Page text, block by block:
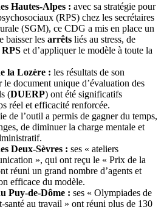
Hautes-Alpes : avec sa stratégie pour
(RPS) chez les secrétaires
(SGM), ce CDG a mis en place un
baisser les arrêts liés au stress, de
RPS et d’appliquer le modèle à toute la
la Lozère : les résultats de son
document unique d’évaluation des
(DUERP) ont été significatifs
réel et efficacité renforcée.
de l’outil a permis de gagner du temps,
de diminuer la charge mentale et
Deux-Sèvres : ses « ateliers
», qui ont reçu le « Prix de la
réuni un grand nombre d’agents et
efficace du modèle.
Puy-de-Dôme : ses « Olympiades de
au travail » ont réuni plus de 130